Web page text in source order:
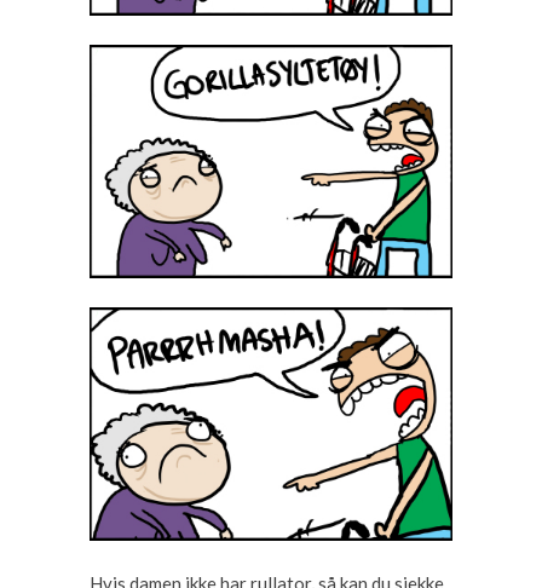
Hvis damen ikke har rullator, så kan du sjekke